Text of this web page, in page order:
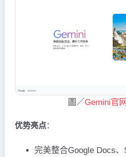
圖／Gemini官
优势亮点：
完美整合Google Docs